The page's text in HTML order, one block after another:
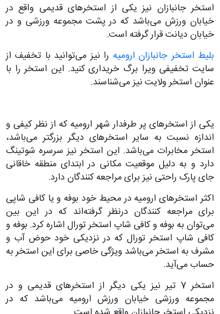
استخر جانبازان نیز یکی از استخرهای قدیمی واقع در
خیابان ورزش می‌باشد که در پشت مجموعه ورزشی و در
خیابان دیانت قرار گرفته است.
بلیط استخر جانبازان ارومیه را نیز می‌توانید با تخفیف از
سایت تخفیفی ویرا برگ خریداری کنید. این استخر را با
عنوان استخر ولایت نیز می‌شناسند.
یکی از استخرهای پر طرفدار شهر ارومیه که از نظر کیفی و
اندازه نسبت به سایر استخرهای دیگر بزرگتر می‌باشد،
استخر مخابرات می‌باشد. این استخر نیز سرسره شوتینگ
دارد و به دلیل موقعیت مکانی در ابتدای منطقه خاقانی
جای پارک راحتی نیز برای مراجعه کنندگان دارد.
اکثر استخرهای ارومیه در محیط خود بوفه و یا کافی شاپی
برای مراجعه کنندگان درنظر گرفته‌اند که در این بین
می‌توان به بوفه و کافی شاپ استخر تورال اشاره کرد. بوفه و
کافی شاپ استخر تورال که در نزدیکی خود حوض آب و
مشرف به استخر می‌باشد ویژگی خاصی برای این استخر به
حساب می‌آید.
استخر 7 تیر نیز یکی دیگر از استخرهای قدیمی و در
مجموعه ورزشی خیابان ورزش ارومیه می‌باشد که در